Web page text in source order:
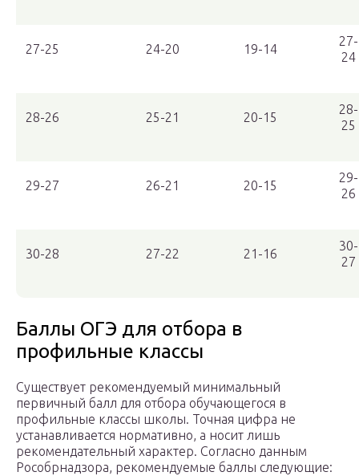
27-25 24-20 19-14
27-
24
28-26 25-21 20-15
28-
25
29-27 26-21 20-15
29-
26
30-28 27-22 21-16
30-
27
Баллы ОГЭ для отбора в
профильные классы
Существует рекомендуемый минимальный
первичный балл для отбора обучающегося в
профильные классы школы. Точная цифра не
устанавливается нормативно, а носит лишь
рекомендательный характер. Согласно данным
Рособрнадзора, рекомендуемые баллы следующие: